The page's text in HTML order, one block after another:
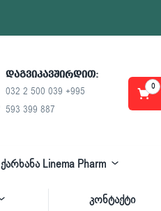
დაგვიკავშირდით:
032 2 500 039 +995
593 399 887
0
ქარხანა Linema Pharm
კონტაქტი